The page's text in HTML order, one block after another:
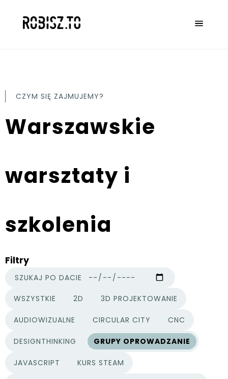
CZYM SIĘ ZAJMUJEMY?
Warszawskie
warsztaty i
szkolenia
Filtry
SZUKAJ PO DACIE
WSZYSTKIE
KATEGORIE PROJEKTÓW
2D 3D PROJEKTOWANIE
AUDIOWIZUALNE CIRCULAR CITY CNC
DESIGNTHINKING GRUPY OPROWADZANIE
JAVASCRIPT KURS STEAM